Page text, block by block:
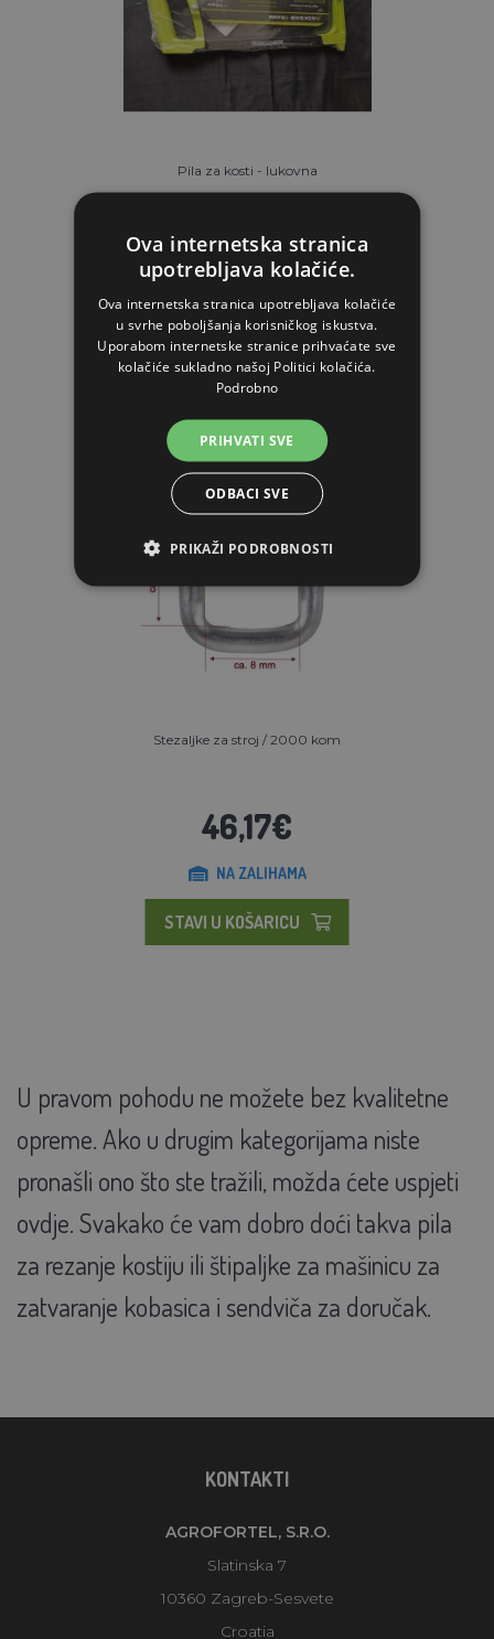
Pila za kosti - lukovna
28,53€
NA ZALIHAMA
STAVI U KOŠARICU
Stezaljke za stroj / 2000 kom
46,17€
NA ZALIHAMA
STAVI U KOŠARICU
U pravom pohodu ne možete bez kvalitetne
opreme. Ako u drugim kategorijama niste
pronašli ono što ste tražili, možda ćete uspjeti
ovdje. Svakako će vam dobro doći takva pila
za rezanje kostiju ili štipaljke za mašinicu za
zatvaranje kobasica i sendviča za doručak.
KONTAKTI
AGROFORTEL, S.R.O.
Slatinska 7
10360 Zagreb-Sesvete
Croatia
Ova internetska stranica
upotrebljava kolačiće.
Ova internetska stranica upotrebljava kolačiće
u svrhe poboljšanja korisničkog iskustva.
Uporabom internetske stranice prihvaćate sve
kolačiće sukladno našoj Politici kolačića.
Podrobno
PRIHVATI SVE
ODBACI SVE
PRIKAŽI PODROBNOSTI